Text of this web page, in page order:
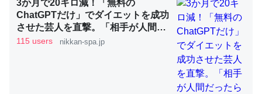
ウチもEchoを実家に置いて４年。でたまに覗いてる。ぼ
ちぼちRingも置こうかと画策中。あと、Googleマップで
位置情報を共有してる。電池残量や充電中かが分かるので
─たまにLINEするくらいだった遠方の父67歳と僕。ITツール導入で
コミュニケーションが劇的に変化した｜tayorini by LIFULL介護
3か月で20キロ減！「無料の
ChatGPTだけ」でダイエットを成功
させた芸人を直撃。「相手が人間だ
ったらムリ」な減量メソッドに驚き
115 users nikkan-spa.jp